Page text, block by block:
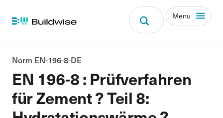
Menu
EN 196-8 : Prüfverfahren
für Zement ? Teil 8:
Norm EN-196-8-DE